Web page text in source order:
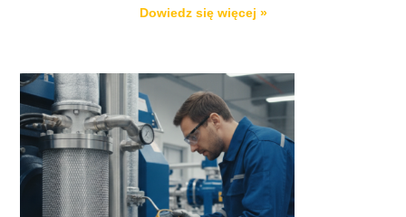
Dowiedz się więcej »